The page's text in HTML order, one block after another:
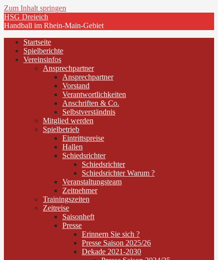
Zum Inhalt springen
HSG Dreieich
Handball im Rhein-Main-Gebiet
Startseite
Spielberichte
Vereinsinfos
Ansprechpartner
Ansprechpartner
Vorstand
Verantwortlichkeiten
Anschriften & Co.
Selbstverständnis
Mitglied werden
Spielbetrieb
Eintrittspreise
Hallen
Schiedsrichter
Schiedsrichter
Schiedsrichter Warum ?
Veranstaltungsteam
Zeitnehmer
Trainingszeiten
Zeitreise
Saisonheft
Presse
Erinnern Sie sich ?
Presse Saison 2025/26
Dekade 2021-2030